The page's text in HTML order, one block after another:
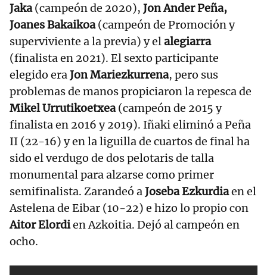
Jaka(campeón de 2020), Jon Ander Peña,
Joanes Bakaikoa(campeón de Promoción y
superviviente a la previa) y elalegiarra
(finalista en 2021). El sexto participante
elegido eraJon Mariezkurrena, pero sus
problemas de manos propiciaron la repesca de
Mikel Urrutikoetxea(campeón de 2015 y
finalista en 2016 y 2019). Iñaki eliminó a Peña
II (22-16) y en la liguilla de cuartos de final ha
sido el verdugo de dos pelotaris de talla
monumental para alzarse como primer
semifinalista. Zarandeó aJoseba Ezkurdiaen el
Astelena de Eibar (10-22) e hizo lo propio con
Aitor Elordien Azkoitia. Dejó al campeón en
ocho.